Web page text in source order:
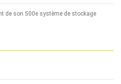
de son 500e système de stockage